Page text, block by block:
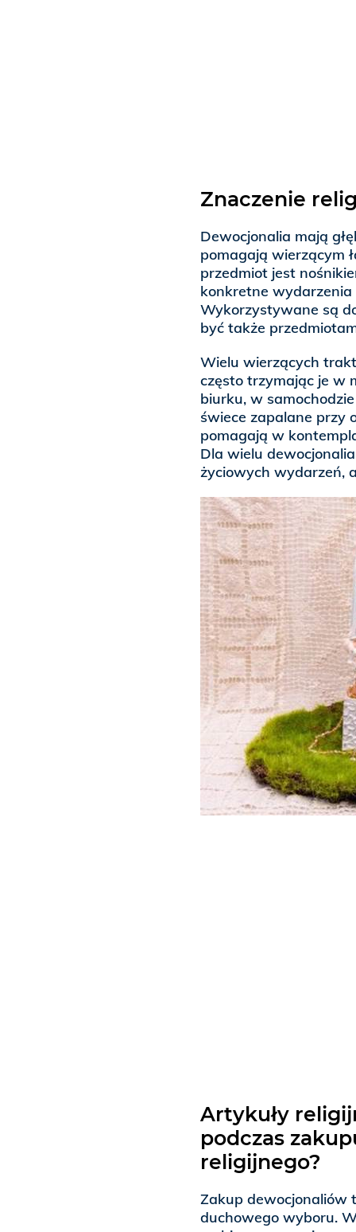
Znaczenie
Dewocjonalia mają
pomagają wierzącym
przedmiot jest
konkretne wydarzenia
Wykorzystywane są
być także
Wielu wierzących
często trzymając je w
biurku, w
świece zapalane przy
pomagają w
Dla wielu
życiowych wydarzeń,
Artykuły
podczas
religijnego?
Zakup dewocjonaliów
duchowego wyboru.